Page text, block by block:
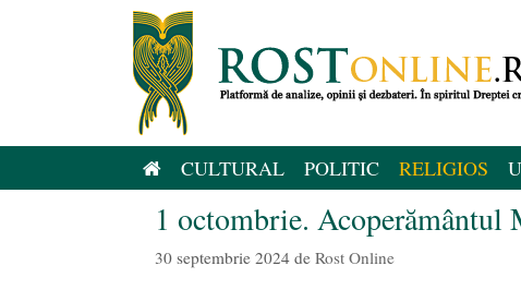
CULTURAL POLITIC RELIGIOS
1 octombrie.
30 septembrie 2024 de Rost Online